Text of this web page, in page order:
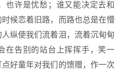
也许是忧愁；谁又能决定去和
候恋着旧路，而路也总是在懵
纵使我们流着泪，流着沉甸甸
在告别的站台上挥挥手，笑一
好童年对我们的馈赠，作一次